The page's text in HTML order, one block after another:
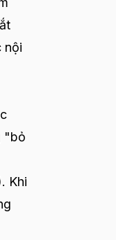
nội
"bỏ
Khi